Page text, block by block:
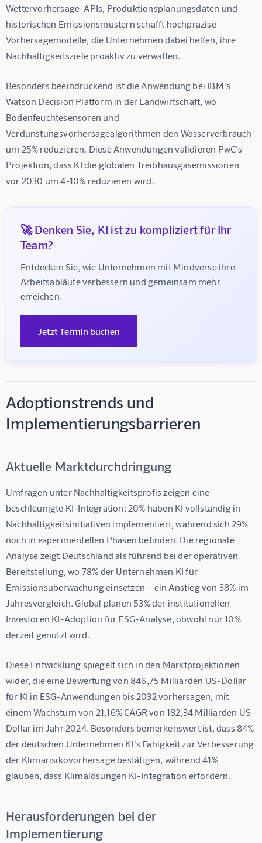
Wettervorhersage-APIs, Produktionsplanungsdaten und
historischen Emissionsmustern schafft hochpräzise
Vorhersagemodelle, die Unternehmen dabei helfen, ihre
Nachhaltigkeitsziele proaktiv zu verwalten.
Besonders beeindruckend ist die Anwendung bei IBM's
Watson Decision Platform in der Landwirtschaft, wo
Bodenfeuchtesensoren und
Verdunstungsvorhersagealgorithmen den Wasserverbrauch
um 25% reduzieren. Diese Anwendungen validieren PwC's
Projektion, dass KI die globalen Treibhausgasemissionen
vor 2030 um 4-10% reduzieren wird.
🚀 Denken Sie, KI ist zu kompliziert für Ihr
Team?
Entdecken Sie, wie Unternehmen mit Mindverse ihre
Arbeitsabläufe verbessern und gemeinsam mehr
erreichen.
Jetzt Termin buchen
Adoptionstrends und
Implementierungsbarrieren
Aktuelle Marktdurchdringung
Umfragen unter Nachhaltigkeitsprofis zeigen eine
beschleunigte KI-Integration: 20% haben KI vollständig in
Nachhaltigkeitsinitiativen implementiert, während sich 29%
noch in experimentellen Phasen befinden. Die regionale
Analyse zeigt Deutschland als führend bei der operativen
Bereitstellung, wo 78% der Unternehmen KI für
Emissionsüberwachung einsetzen – ein Anstieg von 38% im
Jahresvergleich. Global planen 53% der institutionellen
Investoren KI-Adoption für ESG-Analyse, obwohl nur 10%
derzeit genutzt wird.
Diese Entwicklung spiegelt sich in den Marktprojektionen
wider, die eine Bewertung von 846,75 Milliarden US-Dollar
für KI in ESG-Anwendungen bis 2032 vorhersagen, mit
einem Wachstum von 21,16% CAGR von 182,34 Milliarden US-
Dollar im Jahr 2024. Besonders bemerkenswert ist, dass 84%
der deutschen Unternehmen KI's Fähigkeit zur Verbesserung
der Klimarisikovorhersage bestätigen, während 41%
glauben, dass Klimalösungen KI-Integration erfordern.
Herausforderungen bei der
Implementierung